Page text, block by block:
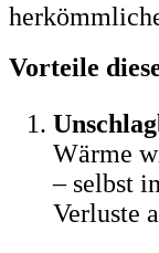
Vorteile
Wärme
– selbst
Verluste